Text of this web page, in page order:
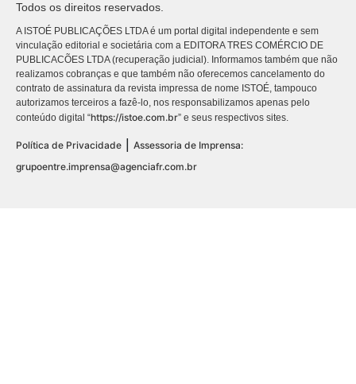
Todos os direitos reservados.
A ISTOÉ PUBLICAÇÕES LTDA é um portal digital independente e sem
vinculação editorial e societária com a EDITORA TRES COMÉRCIO DE
PUBLICACÕES LTDA (recuperação judicial). Informamos também que não
realizamos cobranças e que também não oferecemos cancelamento do
contrato de assinatura da revista impressa de nome ISTOÉ, tampouco
autorizamos terceiros a fazê-lo, nos responsabilizamos apenas pelo
conteúdo digital “https://istoe.com.br” e seus respectivos sites.
Política de Privacidade
Assessoria de Imprensa:
grupoentre.imprensa@agenciafr.com.br